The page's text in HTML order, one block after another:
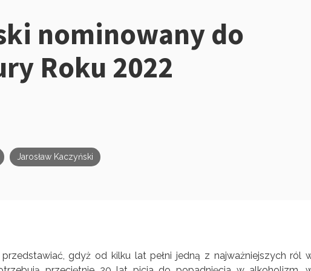
nominowany do
Roku 2022
Jarosław Kaczyński
gdyż od kilku lat pełni jedną z najważniejszych ról